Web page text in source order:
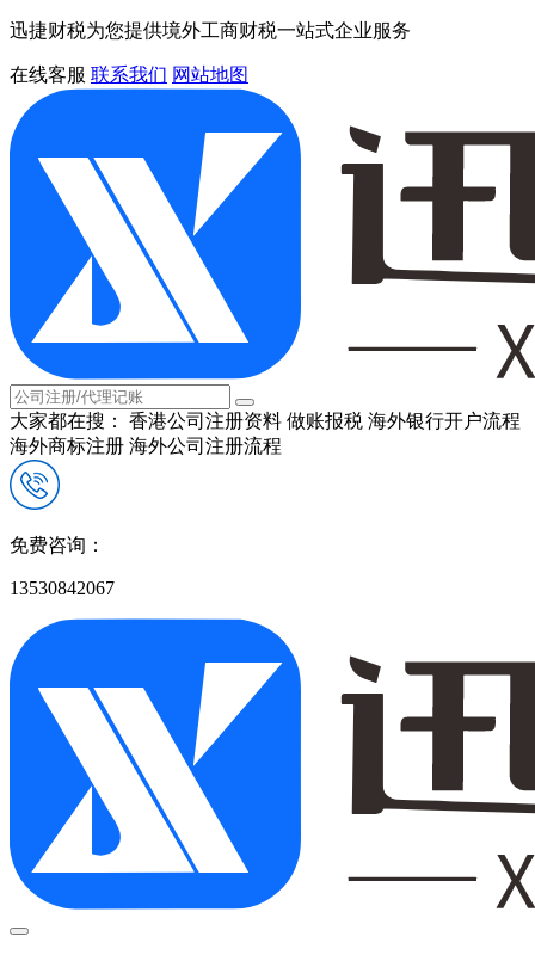
迅捷财税为您提供境外工商财税一站式企业服务
在线客服 联系我们 网站地图
大家都在搜： 香港公司注册资料 做账报税 海外银行开户流程
海外商标注册 海外公司注册流程
免费咨询：
13530842067